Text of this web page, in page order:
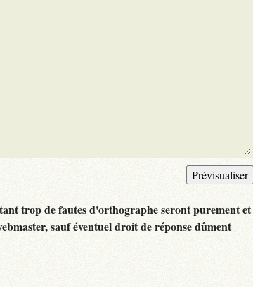
trop de fautes d'orthographe seront purement et
sauf éventuel droit de réponse dûment